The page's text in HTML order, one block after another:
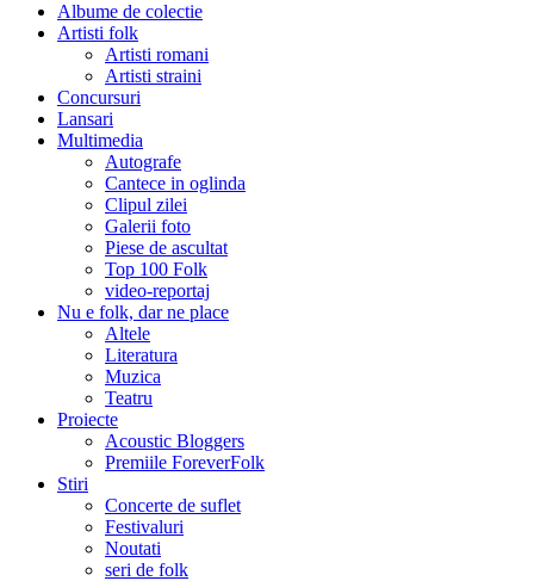
Albume de colectie
Artisti folk
Artisti romani
Artisti straini
Concursuri
Lansari
Multimedia
Autografe
Cantece in oglinda
Clipul zilei
Galerii foto
Piese de ascultat
Top 100 Folk
video-reportaj
Nu e folk, dar ne place
Altele
Literatura
Muzica
Teatru
Proiecte
Acoustic Bloggers
Premiile ForeverFolk
Stiri
Concerte de suflet
Festivaluri
Noutati
seri de folk